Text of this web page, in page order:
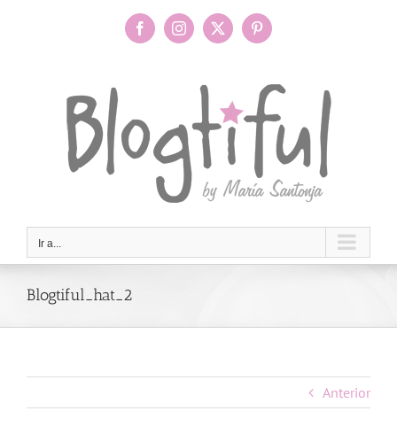
FacebookInstagram
X Pinterest
Ir a...
Blogtiful_hat_2
Anterior